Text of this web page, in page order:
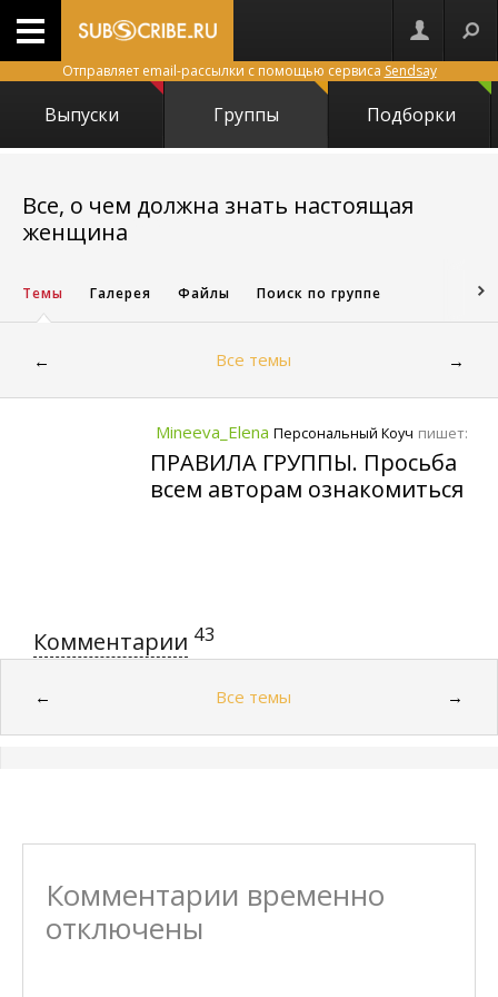
Отправляет email-рассылки с помощью сервиса Sendsay
Выпуски Группы Подборки
Все, о чем должна знать настоящая
женщина 2032
Темы Галерея Файлы Поиск по группе
← Все темы →
Mineeva_Elena Персональный Коуч пишет:
ПРАВИЛА ГРУППЫ. Просьба
всем авторам ознакомиться
Комментарии 43
← Все темы →
Комментарии временно
отключены